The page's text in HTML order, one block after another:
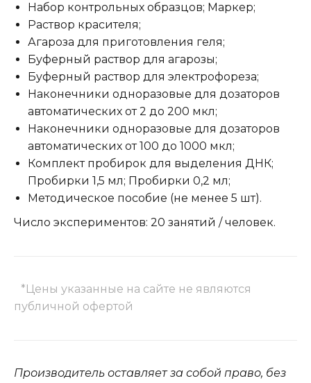
Набор контрольных образцов; Маркер;
Раствор красителя;
Агароза для приготовления геля;
Буферный раствор для агарозы;
Буферный раствор для электрофореза;
Наконечники одноразовые для дозаторов
автоматических от 2 до 200 мкл;
Наконечники одноразовые для дозаторов
автоматических от 100 до 1000 мкл;
Комплект пробирок для выделения ДНК;
Пробирки 1,5 мл; Пробирки 0,2 мл;
Методическое пособие (не менее 5 шт).
Число экспериментов: 20 занятий / человек.
*Цены указанные на сайте не являются
публичной офертой
Производитель оставляет за собой право, без